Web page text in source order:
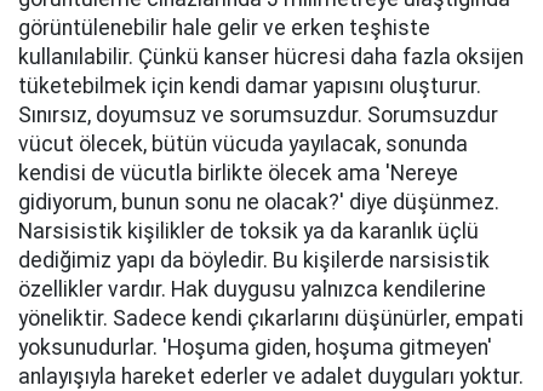
görüntülenebilir hale gelir ve erken teşhiste
kullanılabilir. Çünkü kanser hücresi daha fazla oksijen
tüketebilmek için kendi damar yapısını oluşturur.
Sınırsız, doyumsuz ve sorumsuzdur. Sorumsuzdur
vücut ölecek, bütün vücuda yayılacak, sonunda
kendisi de vücutla birlikte ölecek ama 'Nereye
gidiyorum, bunun sonu ne olacak?' diye düşünmez.
Narsisistik kişilikler de toksik ya da karanlık üçlü
dediğimiz yapı da böyledir. Bu kişilerde narsisistik
özellikler vardır. Hak duygusu yalnızca kendilerine
yöneliktir. Sadece kendi çıkarlarını düşünürler, empati
yoksunudurlar. 'Hoşuma giden, hoşuma gitmeyen'
anlayışıyla hareket ederler ve adalet duyguları yoktur.